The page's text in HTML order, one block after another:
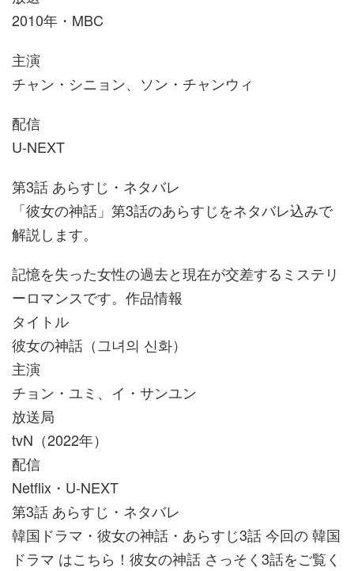
2010年・MBC
主演
チャン・シニョン、ソン・チャンウィ
配信
U-NEXT
第3話 あらすじ・ネタバレ
「彼女の神話」第3話のあらすじをネタバレ込みで
解説します。
記憶を失った女性の過去と現在が交差するミステリ
ーロマンスです。作品情報
タイトル
彼女の神話（그녀의 신화）
主演
チョン・ユミ、イ・サンユン
放送局
tvN（2022年）
配信
Netflix・U-NEXT
第3話 あらすじ・ネタバレ
韓国ドラマ・彼女の神話・あらすじ3話 今回の 韓国
ドラマ はこちら！彼女の神話 さっそく3話をご覧く